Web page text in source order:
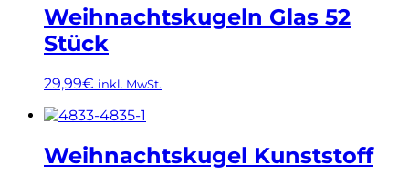
weist
mehrere
Varianten
Die
Optionen
können
der
Produktseite
Weihnachtskugeln Glas 52
Stück
29,99€ inkl. MwSt.
Dieses
weist
mehrere
Weihnachtskugel Kunststoff